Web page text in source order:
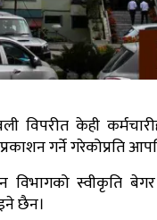
विपरीत केही
गर्ने गरेकोप्रति
स्वीकृति बेगर
छैन।